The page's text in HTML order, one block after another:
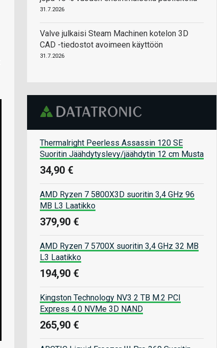
31.7.2026
Valve julkaisi Steam Machinen kotelon 3D
CAD -tiedostot avoimeen käyttöön
31.7.2026
Thermalright Peerless Assassin 120 SE
Suoritin Jäähdytyslevy/jäähdytin 12 cm Musta
34,90 €
AMD Ryzen 7 5800X3D suoritin 3,4 GHz 96
MB L3 Laatikko
379,90 €
AMD Ryzen 7 5700X suoritin 3,4 GHz 32 MB
L3 Laatikko
194,90 €
Kingston Technology NV3 2 TB M.2 PCI
Express 4.0 NVMe 3D NAND
265,90 €